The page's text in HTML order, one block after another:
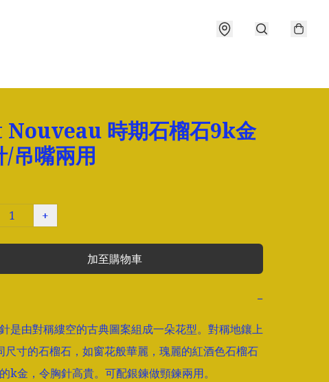
時期石榴石9k金
/吊嘴兩用
+
加至購物車
−
是由對稱縷空的古典圖案組成一朵花型。對稱地鑲上
尺寸的石榴石，如窗花般華麗，瑰麗的紅酒色石榴石
k金，令胸針高貴。可配銀鍊做頸鍊兩用。